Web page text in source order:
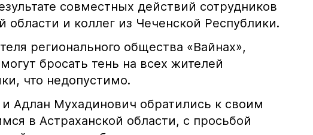
совместных действий сотрудников
области и коллег из Чеченской Республики.
регионального общества «Вайнах»,
бросать тень на всех жителей
что недопустимо.
Адлан Мухадинович обратились к своим
в Астраханской области, с просьбой